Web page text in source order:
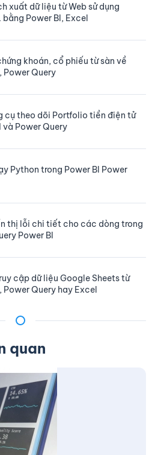
xuất dữ liệu từ Web sử dụng
bằng Power BI, Excel
khoán, cổ phiếu từ sàn về
Power Query
cụ theo dõi Portfolio tiền điện tử
và Power Query
Python trong Power BI Power
thị lỗi chi tiết cho các dòng trong
Power BI
cập dữ liệu Google Sheets từ
Power Query hay Excel
quan